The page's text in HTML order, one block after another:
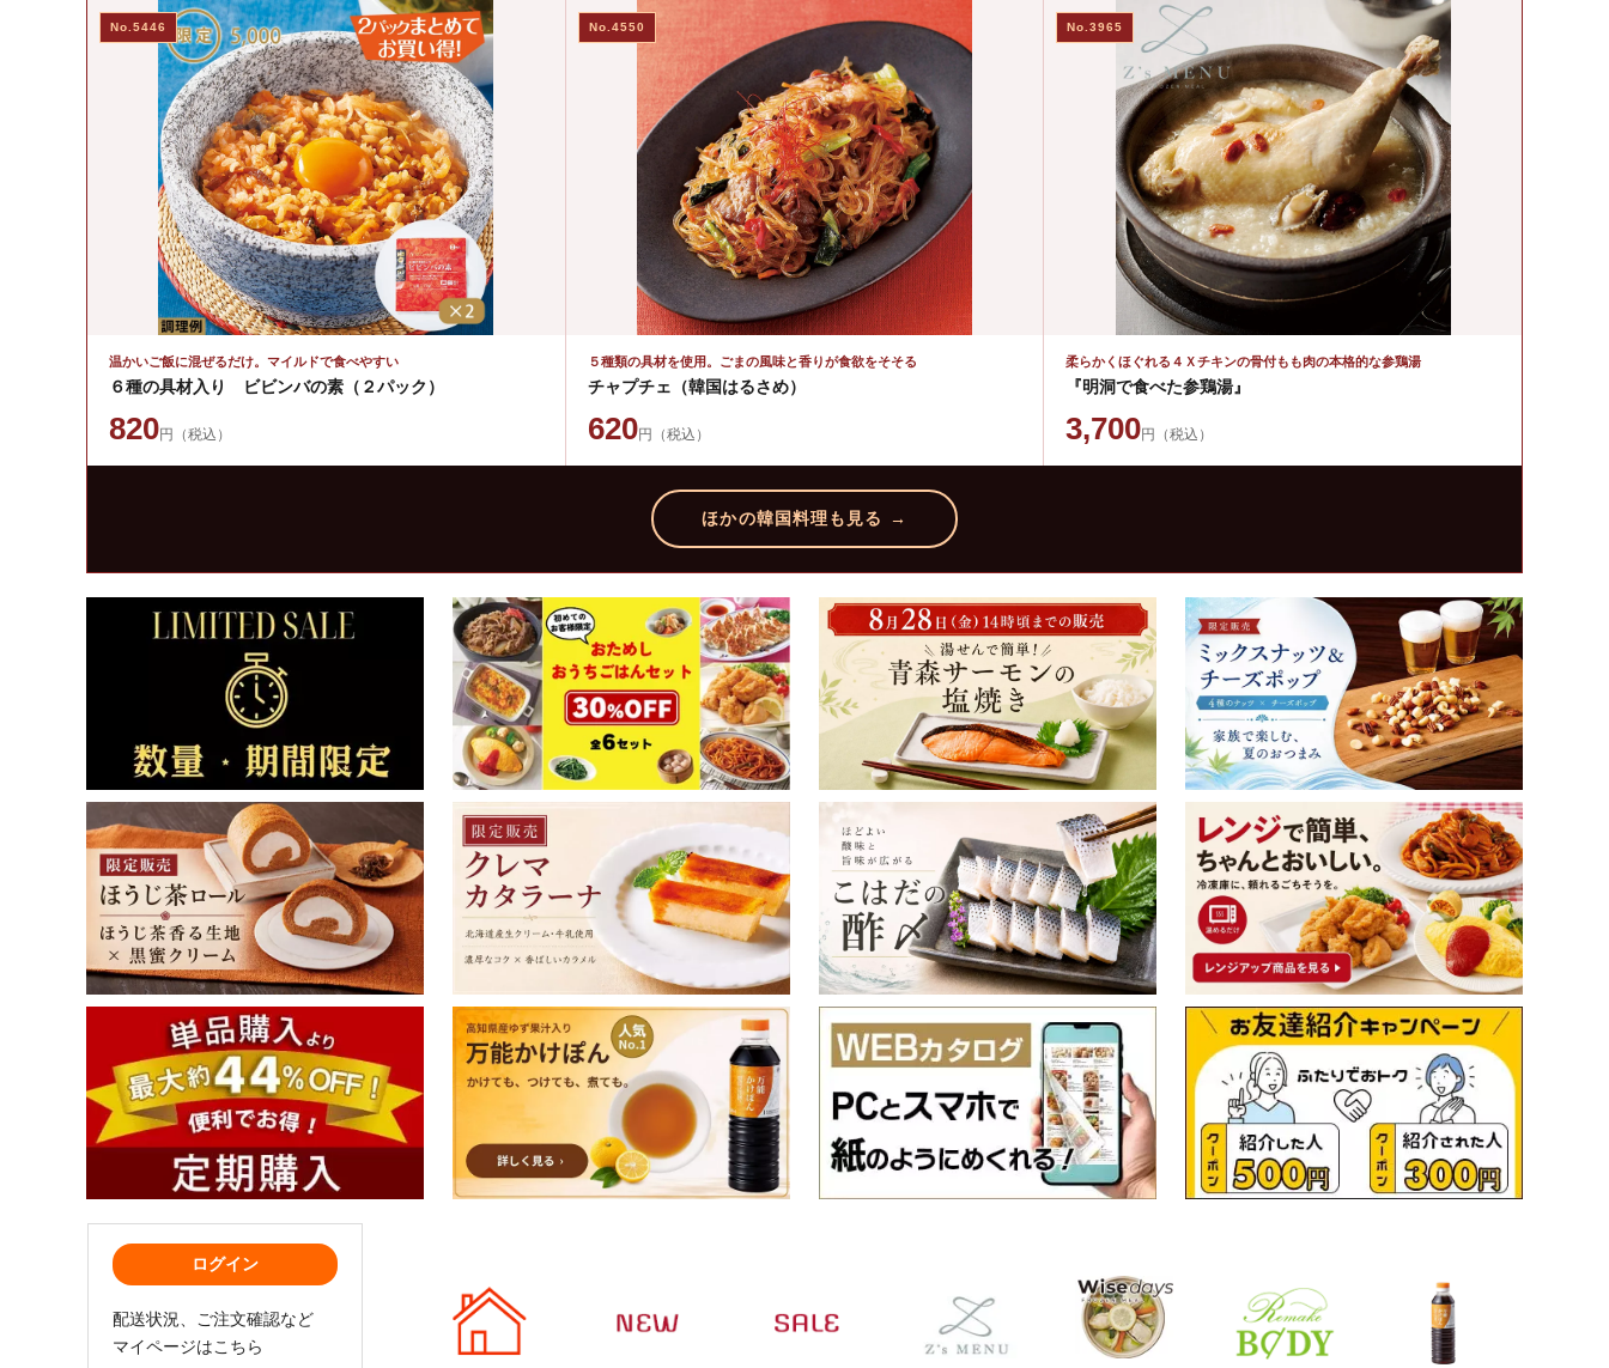
No.5446
温かいご飯に混ぜるだけ。マイルドで食べやすい
６種の具材入り ビビンバの素（２パック）
820円（税込）
No.4550
５種類の具材を使用。ごまの風味と香りが食欲をそそる
チャプチェ（韓国はるさめ）
620円（税込）
No.3965
柔らかくほぐれる４Ｘチキンの骨付もも肉の本格的な参鶏湯
『明洞で食べた参鶏湯』
3,700円（税込）
ほかの韓国料理も見る →
ログイン
配送状況、ご注文確認など
マイページはこちら